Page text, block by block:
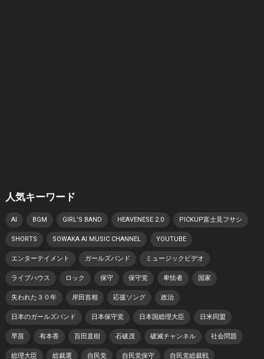
人気キーワード
AI BGM GIRL'S BAND HEAVENESE 2.0 PICKUP富士見フサシ
SHORTS SOWAKA AI MUSIC CHANNEL YOUTUBE
エンターテイメント ガールズバンド ミュージックビデオ
ライブハウス ロック 保守 保守党 卑怯者 国家
失われた３０年 岸田首相 応援ソング 政治
日本のガールズバンド 日本保守党 日本国総理大臣 日米同盟
早苗 有本香 百田直樹 石破茂 破滅チャンネル 社会問題
総理大臣 総裁選 自民党 自民党保守 自民党総裁戦